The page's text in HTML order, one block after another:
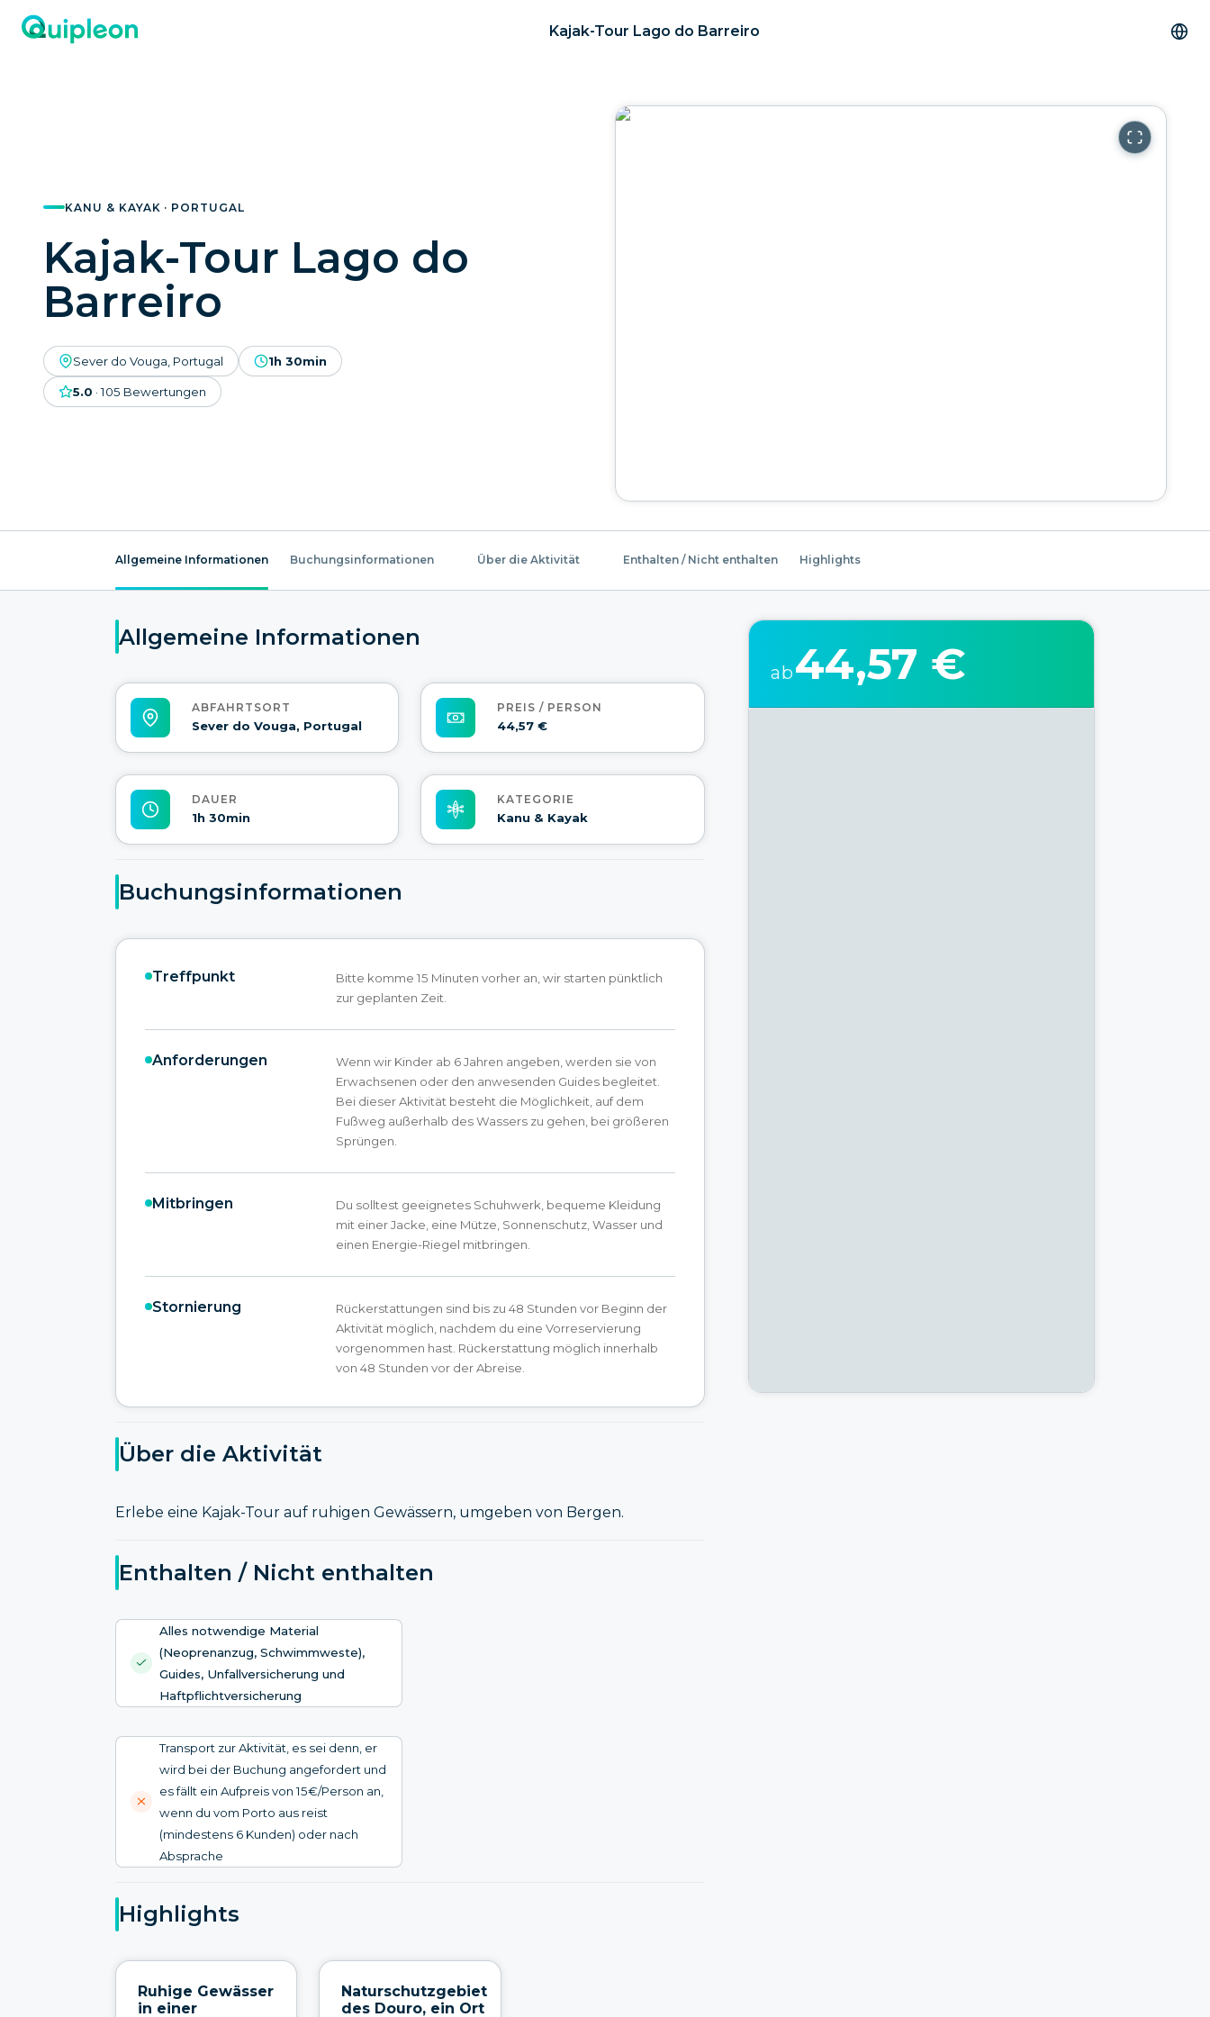
Kajak-Tour Lago do Barreiro
KANU & KAYAK · PORTUGAL
Kajak-Tour Lago do
Barreiro
Sever do Vouga, Portugal 1h 30min
5.0 ·105 Bewertungen
Allgemeine Informationen Buchungsinformationen Über die Aktivität Enthalten / Nicht enthalten Highlights
Allgemeine Informationen
ABFAHRTSORT
Sever do Vouga, Portugal
PREIS / PERSON
44,57 €
DAUER
1h 30min
KATEGORIE
Kanu & Kayak
Buchungsinformationen
Treffpunkt
Bitte komme 15 Minuten vorher an, wir starten pünktlich
zur geplanten Zeit.
Anforderungen
Wenn wir Kinder ab 6 Jahren angeben, werden sie von
Erwachsenen oder den anwesenden Guides begleitet.
Bei dieser Aktivität besteht die Möglichkeit, auf dem
Fußweg außerhalb des Wassers zu gehen, bei größeren
Sprüngen.
Mitbringen
Du solltest geeignetes Schuhwerk, bequeme Kleidung
mit einer Jacke, eine Mütze, Sonnenschutz, Wasser und
einen Energie-Riegel mitbringen.
Stornierung
Rückerstattungen sind bis zu 48 Stunden vor Beginn der
Aktivität möglich, nachdem du eine Vorreservierung
vorgenommen hast. Rückerstattung möglich innerhalb
von 48 Stunden vor der Abreise.
Über die Aktivität
Erlebe eine Kajak-Tour auf ruhigen Gewässern, umgeben von Bergen.
Enthalten / Nicht enthalten
Alles notwendige Material
(Neoprenanzug, Schwimmweste),
Guides, Unfallversicherung und
Haftpflichtversicherung
Transport zur Aktivität, es sei denn, er
wird bei der Buchung angefordert und
es fällt ein Aufpreis von 15€/Person an,
wenn du vom Porto aus reist
(mindestens 6 Kunden) oder nach
Absprache
Highlights
Ruhige Gewässer
in einer
Naturschutzgebiet
des Douro, ein Ort
ab44,57 €